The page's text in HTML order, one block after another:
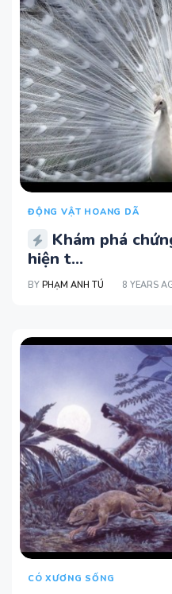
ĐỘNG VẬT HOANG DÃ
Khám phá
hiện t...
BY PHẠM ANH TÚ 8 YEARS
CÓ XƯƠNG SỐNG